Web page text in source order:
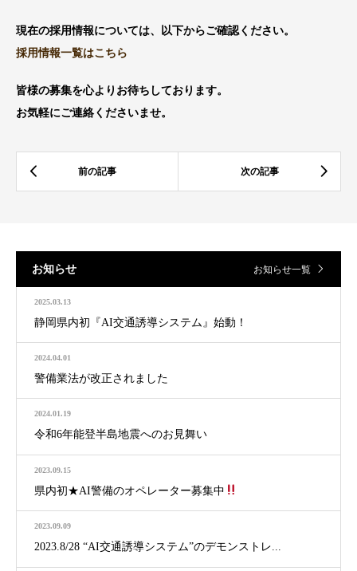
現在の採用情報については、以下からご確認ください。
採用情報一覧はこちら
皆様の募集を心よりお待ちしております。
お気軽にご連絡くださいませ。
お知らせ お知らせ一覧
2025.03.13
静岡県内初『AI交通誘導システム』始動！
2024.04.01
警備業法が改正されました
2024.01.19
令和6年能登半島地震へのお見舞い
2023.09.15
県内初★AI警備のオペレーター募集中
2023.09.09
2023.8/28 “AI交通誘導システム”のデモンストレ...